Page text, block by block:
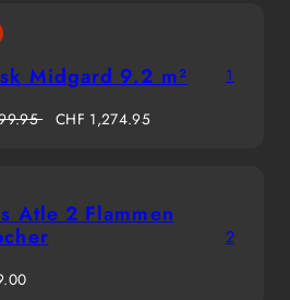
Midgard 9.2 m²
Verkaufspreis
CHF 1,274.95
1
Atle 2 Flammen
2